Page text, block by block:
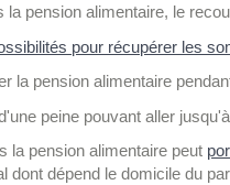
la pension alimentaire, le
pour récupérer les
la pension alimentaire
peine pouvant aller
la pension alimentaire peut
dont dépend le domicile du